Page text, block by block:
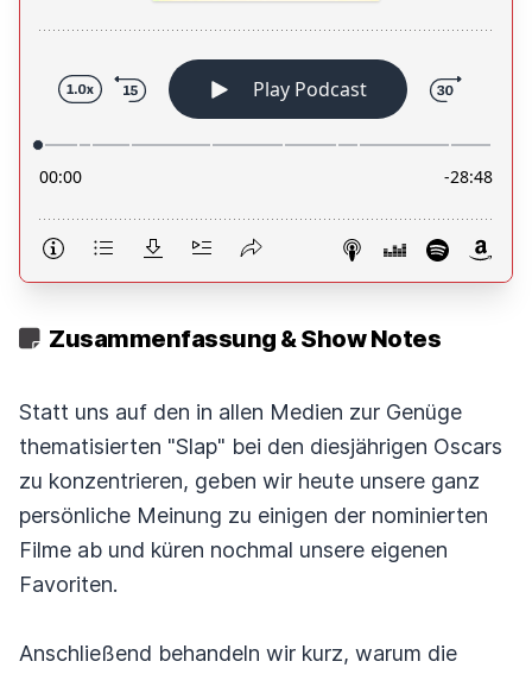
Zusammenfassung & Show Notes
Statt uns auf den in allen Medien zur Genüge
thematisierten "Slap" bei den diesjährigen Oscars
zu konzentrieren, geben wir heute unsere ganz
persönliche Meinung zu einigen der nominierten
Filme ab und küren nochmal unsere eigenen
Favoriten.
Anschließend behandeln wir kurz, warum die